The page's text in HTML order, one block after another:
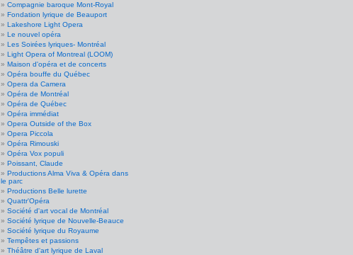
Compagnie baroque Mont-Royal
Fondation lyrique de Beauport
Lakeshore Light Opera
Le nouvel opéra
Les Soirées lyriques- Montréal
Light Opera of Montreal (LOOM)
Maison d'opéra et de concerts
Opéra bouffe du Québec
Opera da Camera
Opéra de Montréal
Opéra de Québec
Opéra immédiat
Opera Outside of the Box
Opera Piccola
Opéra Rimouski
Opéra Vox populi
Poissant, Claude
Productions Alma Viva & Opéra dans
le parc
Productions Belle lurette
Quattr'Opéra
Société d'art vocal de Montréal
Société lyrique de Nouvelle-Beauce
Société lyrique du Royaume
Tempêtes et passions
Théâtre d'art lyrique de Laval